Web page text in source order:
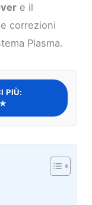
e il
correzioni
Plasma.
PIÙ: